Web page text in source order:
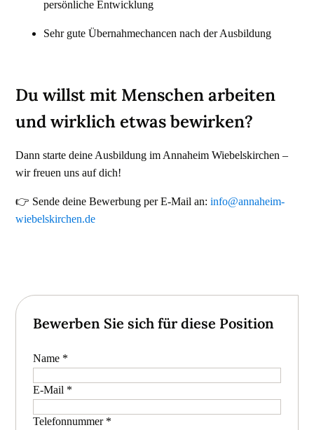
persönliche Entwicklung
Sehr gute Übernahmechancen nach der Ausbildung
Du willst mit Menschen arbeiten
und wirklich etwas bewirken?
Dann starte deine Ausbildung im Annaheim Wiebelskirchen –
wir freuen uns auf dich!
👉 Sende deine Bewerbung per E-Mail an:info@annaheim-
wiebelskirchen.de
Bewerben Sie sich für diese Position
Name *
E-Mail *
Telefonnummer *